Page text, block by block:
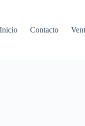
Inicio
Contacto